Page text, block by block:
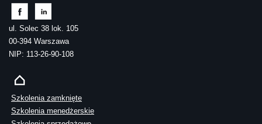
ul. Solec 38 lok. 105
00-394 Warszawa
NIP: 113-26-90-108
Szkolenia zamknięte
Szkolenia menedżerskie